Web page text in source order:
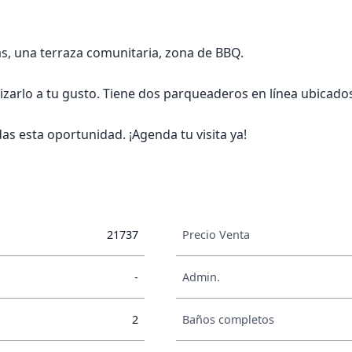
una terraza comunitaria, zona de BBQ.
a tu gusto. Tiene dos parqueaderos en línea
esta oportunidad. ¡Agenda tu visita ya!
21737 Precio Venta
- Admin.
2 Baños completos